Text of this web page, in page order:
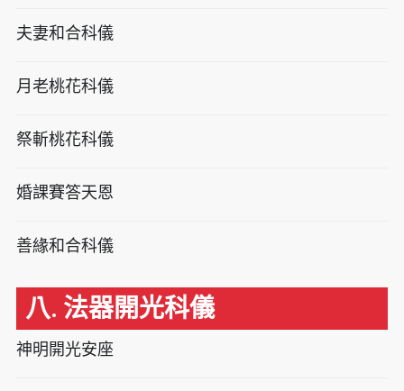
夫妻和合科儀
月老桃花科儀
祭斬桃花科儀
婚課賽答天恩
善緣和合科儀
八. 法器開光科儀
神明開光安座